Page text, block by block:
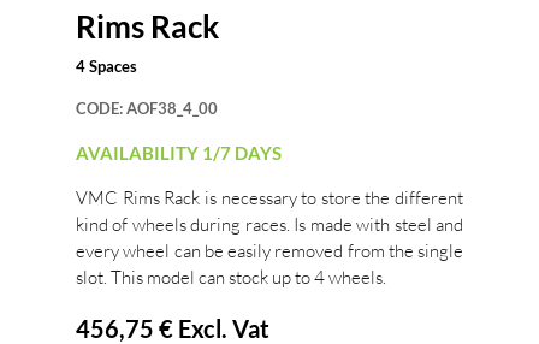
Rims Rack
4 Spaces
CODE:AOF38_4_00
AVAILABILITY 1/7 DAYS
VMC Rims Rack is necessary to store the different
kind of wheels during races. Is made with steel and
every wheel can be easily removed from the single
slot. This model can stock up to 4 wheels.
456,75 € Excl. Vat